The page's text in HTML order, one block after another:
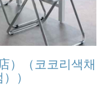
）（코코리색채
）